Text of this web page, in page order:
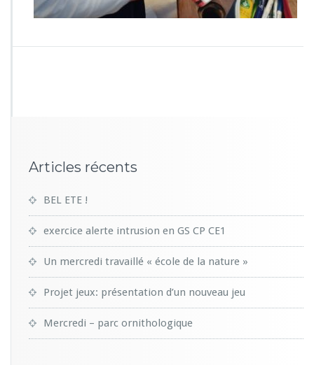
Articles récents
BEL ETE !
exercice alerte intrusion en GS CP CE1
Un mercredi travaillé « école de la nature »
Projet jeux: présentation d’un nouveau jeu
Mercredi – parc ornithologique